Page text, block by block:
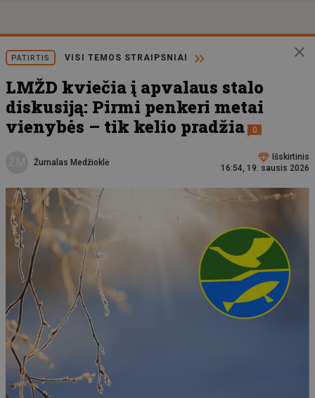
PATIRTIS VISI TEMOS STRAIPSNIAI
LMŽD kviečia į apvalaus stalo
diskusiją: Pirmi penkeri metai
vienybės – tik kelio pradžia
0
Žurnalas Medžioklė
Išskirtinis
16:54, 19. sausis 2026